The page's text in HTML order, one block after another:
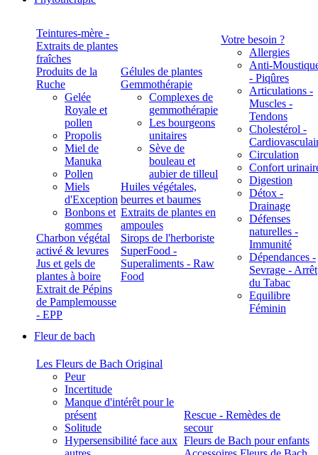
Teintures-mère -
Extraits de plantes
fraîches
Produits de la
Ruche
Gelée
Royale et
pollen
Propolis
Miel de
Manuka
Pollen
Miels
d'Exception
Bonbons et
gommes
Charbon végétal
activé & levures
Jus et gels de
plantes à boire
Extrait de Pépins
de Pamplemousse
- EPP
Gélules de plantes
Gemmothérapie
Complexes de
gemmothérapie
Les bourgeons
unitaires
Sève de
bouleau et
aubier de tilleul
Huiles végétales,
beurres et baumes
Extraits de plantes en
ampoules
Sirops de l'herboriste
SuperFood -
Superaliments - Raw
Food
Votre besoin ?
Allergies
Anti-
- Piqûres
Articulations -
Muscles -
Tendons
Cholestérol -
Circulation
Confort
Digestion
Détox -
Drainage
Défenses
naturelles -
Immunité
Dépendances -
Sevrage - Arrêt
du Tabac
Equilibre
Féminin
Fleur de bach
Les Fleurs de Bach Original
Peur
Incertitude
Manque d'intérêt pour le
présent
Solitude
Hypersensibilité face aux
Rescue - Remèdes de
secour
Fleurs de Bach pour enfants